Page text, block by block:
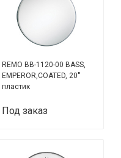
REMO BB-1120-00 BASS,
EMPEROR,COATED, 20''
пластик
Под заказ